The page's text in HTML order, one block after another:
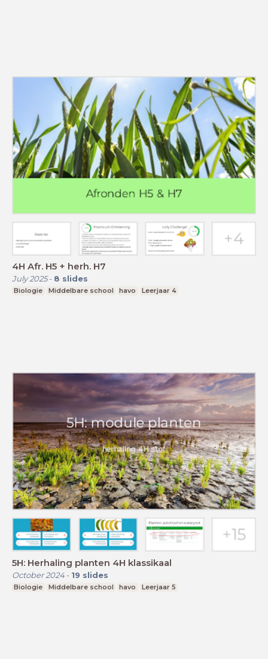
4H Afr. H5 + herh. H7
July 2025- 8 slides
Biologie Middelbare school havo Leerjaar 4
5H: Herhaling planten 4H klassikaal
October 2024- 19 slides
Biologie Middelbare school havo Leerjaar 5